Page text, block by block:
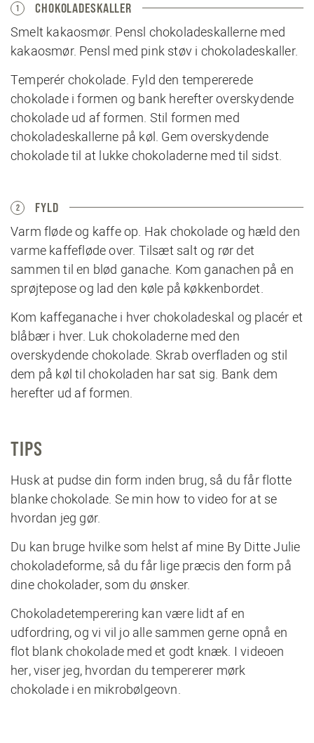
1 CHOKOLADESKALLER
Smelt kakaosmør. Pensl chokoladeskallerne med
kakaosmør. Pensl med pink støv i chokoladeskaller.
Temperér chokolade. Fyld den tempererede
chokolade i formen og bank herefter overskydende
chokolade ud af formen. Stil formen med
chokoladeskallerne på køl. Gem overskydende
chokolade til at lukke chokoladerne med til sidst.
2 FYLD
Varm fløde og kaffe op. Hak chokolade og hæld den
varme kaffefløde over. Tilsæt salt og rør det
sammen til en blød ganache. Kom ganachen på en
sprøjtepose og lad den køle på køkkenbordet.
Kom kaffeganache i hver chokoladeskal og placér et
blåbær i hver. Luk chokoladerne med den
overskydende chokolade. Skrab overfladen og stil
dem på køl til chokoladen har sat sig. Bank dem
herefter ud af formen.
TIPS
Husk at pudse din form inden brug, så du får flotte
blanke chokolade. Se min how to video for at se
hvordan jeg gør.
Du kan bruge hvilke som helst af mine By Ditte Julie
chokoladeforme, så du får lige præcis den form på
dine chokolader, som du ønsker.
Chokoladetemperering kan være lidt af en
udfordring, og vi vil jo alle sammen gerne opnå en
flot blank chokolade med et godt knæk. Ivideoen
her, viser jeg, hvordan du tempererer mørk
chokoladei en mikrobølgeovn.